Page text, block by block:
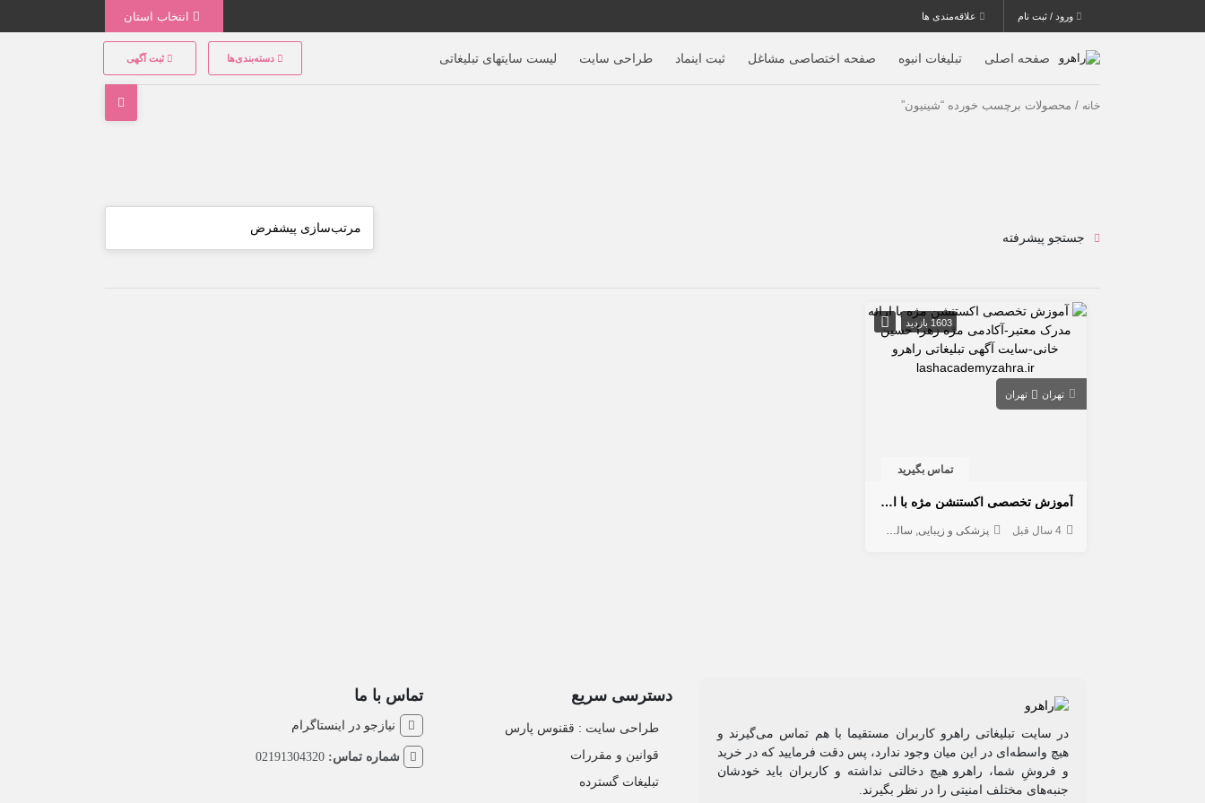
ورود / ثبت نام علاقه‌مندی ها
صفحه اصلی تبلیغات انبوه صفحه اختصاصی مشاغل ثبت اینماد طراحی سایت لیست سایتهای تبلیغاتی دسته‌بندی‌ها ثبت آگهی
خانه / محصولات برچسب خورده “شینیون”
جستجو پیشرفته
1603 بازدید
تهران تهران
تماس بگیرید
آموزش تخصصی اکستنشن مژه با ارائه مدرک معتبر
4 سال قبل پزشکی و زیبایی سالن آرایش و زیبایی
در سایت تبلیغاتی راهرو کاربران مستقیما با هم تماس می‌گیرند و
هیچ واسطه‌ای در این میان وجود ندارد، پس دقت فرمایید که در خرید
و فروشِ شما، راهرو هیچ دخالتی نداشته و کاربران باید خودشان
جنبه‌های مختلف امنیتی را در نظر بگیرند.
دسترسی سریع
طراحی سایت :‌ ققنوس پارس
قوانین و مقررات
تبلیغات گسترده
تماس با ما
نیازجو در اینستاگرام
شماره تماس: 02191304320